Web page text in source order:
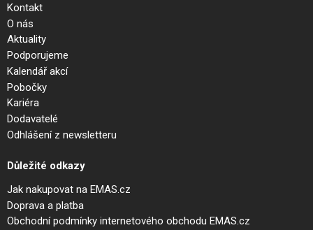
Kontakt
O nás
Aktuality
Podporujeme
Kalendář akcí
Pobočky
Kariéra
Dodavatelé
Odhlášení z newsletteru
Důležité odkazy
Jak nakupovat na EMAS.cz
Doprava a platba
Obchodní podmínky internetového obchodu EMAS.cz